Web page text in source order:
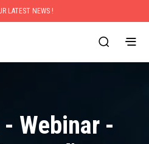
LATEST NEWS !
Webinar -